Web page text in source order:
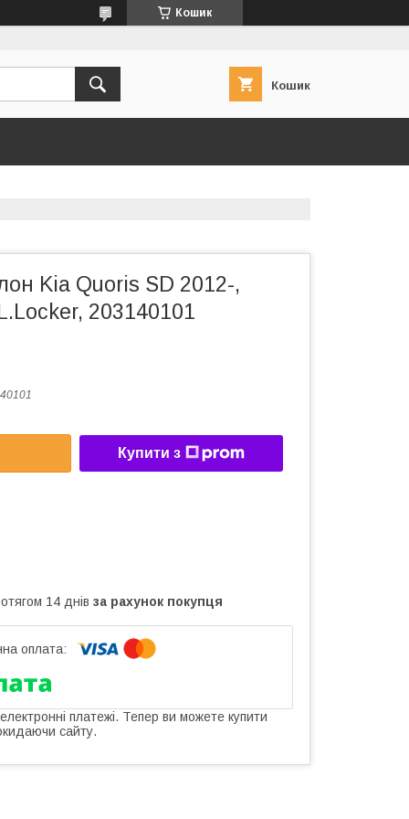
Кошик
Кошик
Kia Quoris SD 2012-,
203140101
Купити з
14 днів за рахунок покупця
платежі. Тепер ви можете купити
сайту.